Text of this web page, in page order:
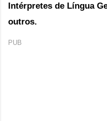
Intérpretes de Língua
outros.
PUB